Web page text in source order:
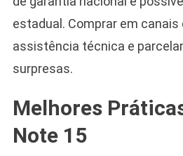
estadual. Comprar em
assistência técnica e
surpresas.
Melhores
Note 15